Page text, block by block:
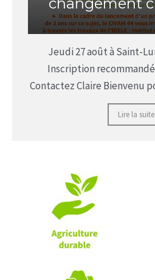
Jeudi 27 août à Saint-
Inscription
Contactez Claire Bienvenu
Lire la suite